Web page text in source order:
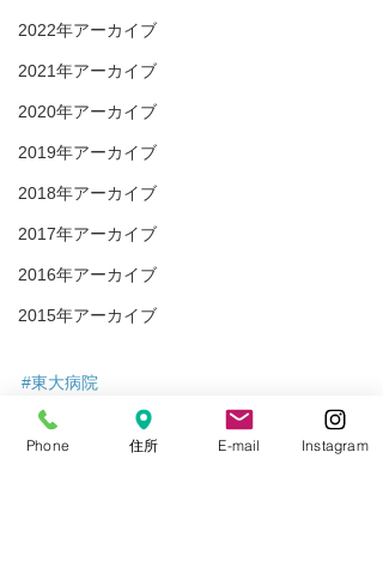
2022年アーカイブ
2021年アーカイブ
2020年アーカイブ
2019年アーカイブ
2018年アーカイブ
2017年アーカイブ
2016年アーカイブ
2015年アーカイブ
#東大病院
Phone 住所 E-mail Instagram